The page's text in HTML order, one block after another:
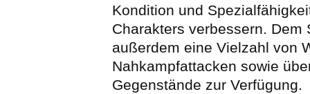
Kondition und
Charakters verbessern. Dem
außerdem eine Vielzahl von
Nahkampfattacken sowie
Gegenstände zur Verfügung.